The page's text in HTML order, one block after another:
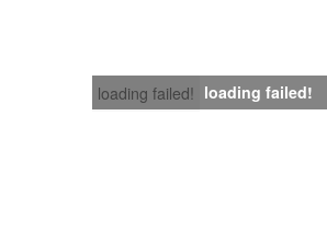
loading failed! loading failed!